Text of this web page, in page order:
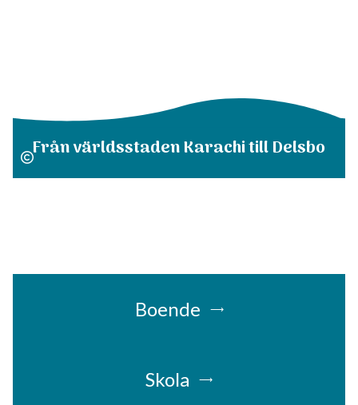
Från världsstaden Karachi till Delsbo
Boende
Skola